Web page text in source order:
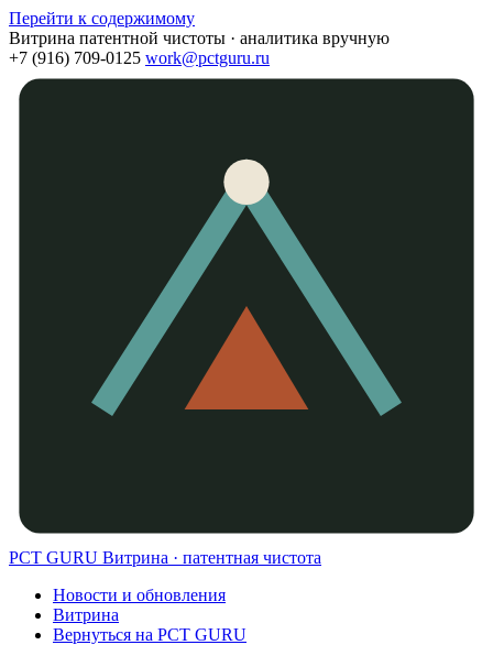
Перейти к содержимому
Витрина патентной чистоты · аналитика вручную
+7 (916) 709-0125 work@pctguru.ru
PCT GURU Витрина · патентная чистота
Новости и обновления
Витрина
Вернуться на PCT GURU